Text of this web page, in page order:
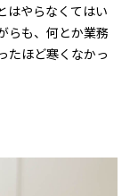
はやらなくてはい
らも、何とか業務
たほど寒くなかっ